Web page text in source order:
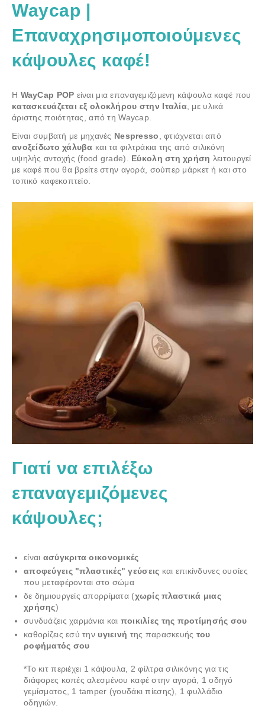
Waycap |
Επαναχρησιμοποιούμενες
κάψουλες καφέ!
Η WayCap POP είναι μια επαναγεμιζόμενη κάψουλα καφέ που
κατασκευάζεται εξ ολοκλήρου στην Ιταλία, με υλικά
άριστης ποιότητας, από τη Waycap.
Eίναι συμβατή με μηχανές Nespresso, φτιάχνεται από
ανοξείδωτο χάλυβα και τα φιλτράκια της από σιλικόνη
υψηλής αντοχής (food grade). Εύκολη στη χρήση λειτουργεί
με καφέ που θα βρείτε στην αγορά, σούπερ μάρκετ ή και στο
τοπικό καφεκοπτείο.
Γιατί να επιλέξω
επαναγεμιζόμενες
κάψουλες;
είναι ασύγκριτα οικονομικές
αποφεύγεις "πλαστικές" γεύσεις και επικίνδυνες ουσίες
που μεταφέρονται στο σώμα
δε δημιουργείς απορρίματα (χωρίς πλαστικά μιας
χρήσης)
συνδυάζεις χαρμάνια και ποικιλίες της προτίμησής σου
καθορίζεις εσύ την υγιεινή της παρασκευής του
ροφήματός σου
*Το κιτ περιέχει 1 κάψουλα, 2 φίλτρα σιλικόνης για τις
διάφορες κοπές αλεσμένου καφέ στην αγορά, 1 οδηγό
γεμίσματος, 1 tamper (γουδάκι πίεσης), 1 φυλλάδιο
οδηγιών.